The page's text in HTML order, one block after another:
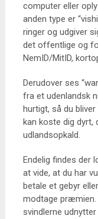
computer eller
anden type er
ringer og udgiver
det offentlige og
NemID/MitID,
Derudover ses
fra et udenlandsk
hurtigt, så du
kan koste dig dyrt,
udlandsopkald.
Endelig findes der
at vide, at du har
betale et gebyr
modtage præmien.
svindlerne